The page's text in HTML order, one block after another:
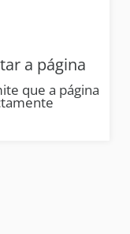
a página
que a página